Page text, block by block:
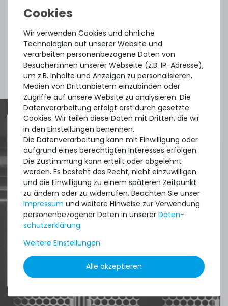
1-2 Tage*
9,90 € *
2 Gramm| 4.950,00 € / Kilogramm
Thermal Grizzly Duronaut Wärmeleitpaste / Thermal
Paste - 6g Tube - TG-D-006-R
14Stück sofort lieferbar
1-2 Tage*
17,90 € *
Mehr Zubehör anzeigen
Quick shipment for heavy-weigth servers
an perfect state of the machines. Also
great paying options and Euro VAT
managing.
DAVID G.
ausTres Cantos
5.00aus8.500Bewertungen
Wir verwenden Cookies und ähnliche
Technologien auf unserer Website und
verarbeiten personenbezogene Daten von
Besucher:innen unserer Webseite (z.B. IP-Adresse),
um z.B. Inhalte und Anzeigen zu personalisieren,
Medien von Drittanbietern einzubinden oder
Zugriffe auf unsere Website zu analysieren. Die
Datenverarbeitung erfolgt erst durch gesetzte
Cookies. Wir teilen diese Daten mit Dritten, die wir
in den Einstellungen benennen.
Die Datenverarbeitung kann mit Einwilligung oder
aufgrund eines berechtigten Interesses erfolgen.
Die Zustimmung kann erteilt oder abgelehnt
werden. Es besteht das Recht, nicht einzuwilligen
und die Einwilligung zu einem späteren Zeitpunkt
zu ändern oder zu widerrufen. Beachten Sie unser
Impressum und weitere Hinweise zur Verwendung
personenbezogener Daten in unserer Daten­
schutz­erklärung.
Weitere Einstellungen
Alle akzeptieren